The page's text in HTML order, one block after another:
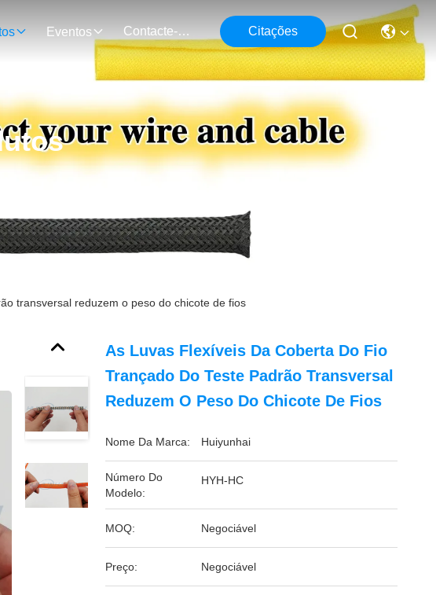
Eventos Contacte-Nos Citações
transversal reduzem o peso do chicote de fios
As Luvas Flexíveis Da Coberta Do Fio
Trançado Do Teste Padrão Transversal
Reduzem O Peso Do Chicote De Fios
Nome Da Marca: Huiyunhai
Número Do
Modelo:
HYH-HC
MOQ: Negociável
Preço: Negociável